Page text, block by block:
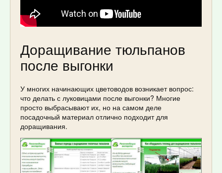
Доращивание тюльпанов
после выгонки
У многих начинающих цветоводов возникает вопрос:
что делать с луковицами после выгонки? Многие
просто выбрасывают их, но на самом деле
посадочный материал отлично подходит для
доращивания.